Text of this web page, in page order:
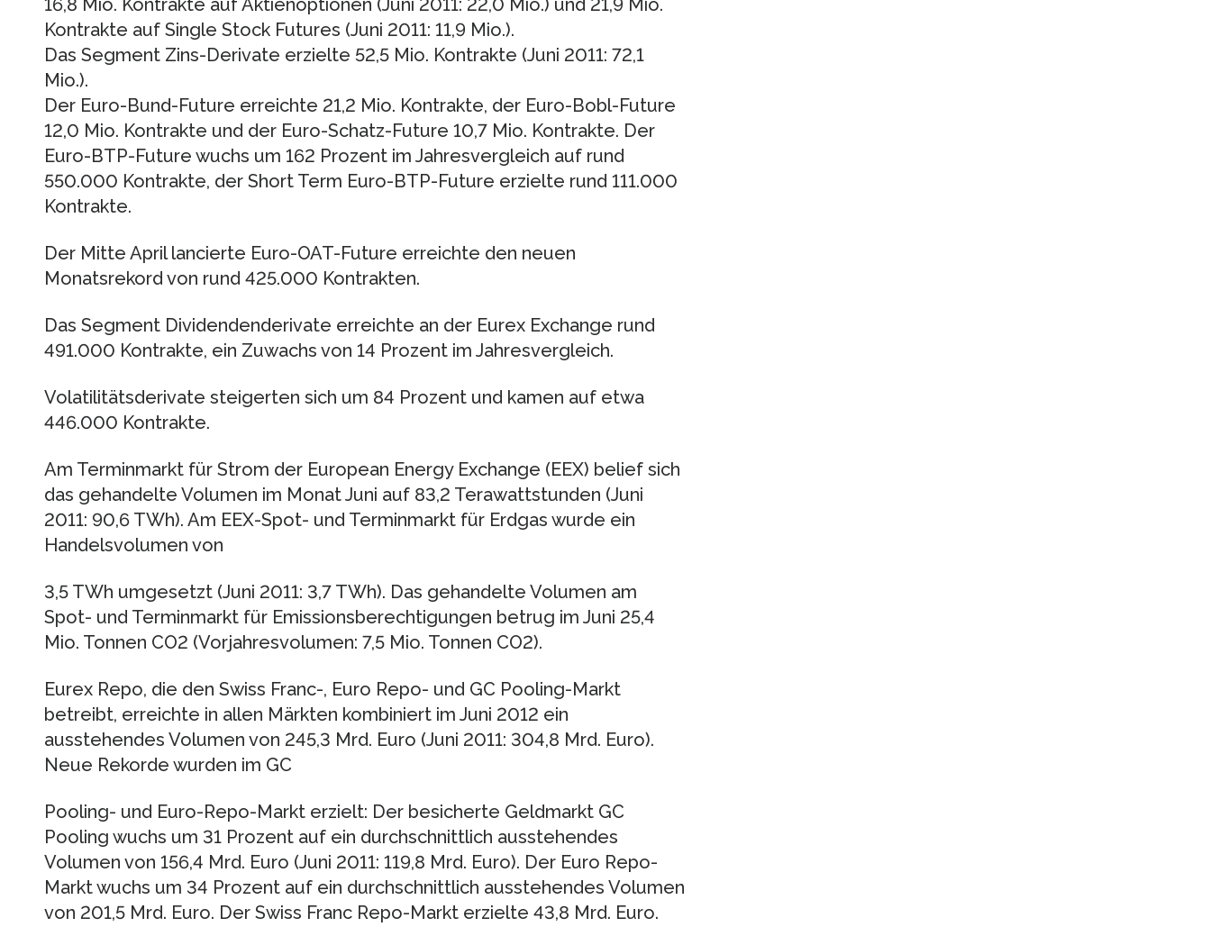
16,8 Mio. Kontrakte auf Aktienoptionen (Juni 2011: 22,0 Mio.) und 21,9 Mio.
Kontrakte auf Single Stock Futures (Juni 2011: 11,9 Mio.).
Das Segment Zins-Derivate erzielte 52,5 Mio. Kontrakte (Juni 2011: 72,1
Mio.).
Der Euro-Bund-Future erreichte 21,2 Mio. Kontrakte, der Euro-Bobl-Future
12,0 Mio. Kontrakte und der Euro-Schatz-Future 10,7 Mio. Kontrakte. Der
Euro-BTP-Future wuchs um 162 Prozent im Jahresvergleich auf rund
550.000 Kontrakte, der Short Term Euro-BTP-Future erzielte rund 111.000
Kontrakte.
Der Mitte April lancierte Euro-OAT-Future erreichte den neuen
Monatsrekord von rund 425.000 Kontrakten.
Das Segment Dividendenderivate erreichte an der Eurex Exchange rund
491.000 Kontrakte, ein Zuwachs von 14 Prozent im Jahresvergleich.
Volatilitätsderivate steigerten sich um 84 Prozent und kamen auf etwa
446.000 Kontrakte.
Am Terminmarkt für Strom der European Energy Exchange (EEX) belief sich
das gehandelte Volumen im Monat Juni auf 83,2 Terawattstunden (Juni
2011: 90,6 TWh). Am EEX-Spot- und Terminmarkt für Erdgas wurde ein
Handelsvolumen von
3,5 TWh umgesetzt (Juni 2011: 3,7 TWh). Das gehandelte Volumen am
Spot- und Terminmarkt für Emissionsberechtigungen betrug im Juni 25,4
Mio. Tonnen CO2 (Vorjahresvolumen: 7,5 Mio. Tonnen CO2).
Eurex Repo, die den Swiss Franc-, Euro Repo- und GC Pooling-Markt
betreibt, erreichte in allen Märkten kombiniert im Juni 2012 ein
ausstehendes Volumen von 245,3 Mrd. Euro (Juni 2011: 304,8 Mrd. Euro).
Neue Rekorde wurden im GC
Pooling- und Euro-Repo-Markt erzielt: Der besicherte Geldmarkt GC
Pooling wuchs um 31 Prozent auf ein durchschnittlich ausstehendes
Volumen von 156,4 Mrd. Euro (Juni 2011: 119,8 Mrd. Euro). Der Euro Repo-
Markt wuchs um 34 Prozent auf ein durchschnittlich ausstehendes Volumen
von 201,5 Mrd. Euro. Der Swiss Franc Repo-Markt erzielte 43,8 Mrd. Euro.